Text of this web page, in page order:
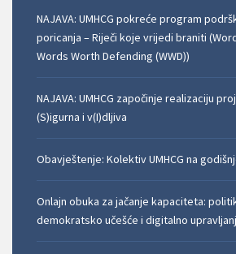
NAJAVA: UMHCG pokreće program
poricanja – Riječi koje vrijedi braniti
Words Worth Defending (WWD))
NAJAVA: UMHCG započinje realizaciju
(S)igurna i v(I)dljiva
Obavještenje: Kolektiv UMHCG na
Onlajn obuka za jačanje kapaciteta:
demokratsko učešće i digitalno